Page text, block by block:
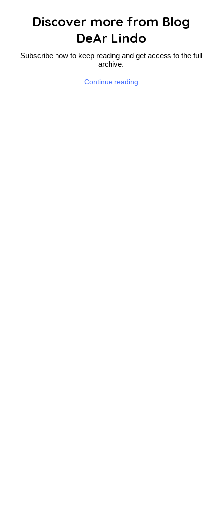
Discover more from Blog
DeAr Lindo
Subscribe now to keep reading and get access to the full
archive.
Continue reading